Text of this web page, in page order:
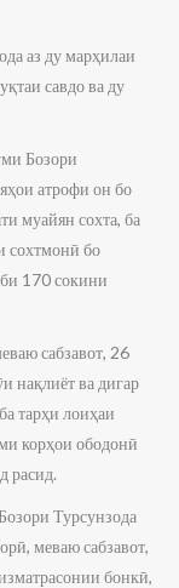
аз ду марҳилаи
савдо ва ду
Бозори
атрофи он бо
муайян сохта, ба
сохтмонӣ бо
170 сокини
сабзавот, 26
нақлиёт ва дигар
тарҳи лоиҳаи
корҳои ободонӣ
расид.
Турсунзода
меваю сабзавот,
бонкӣ,